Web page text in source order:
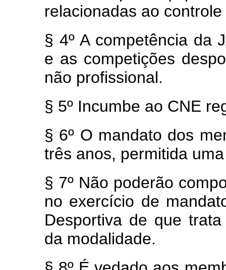
relacionadas ao
§ 4º A competência da
e as competições
não profissional.
§ 5º Incumbe ao CNE
§ 6º O mandato dos
três anos, permitida
§ 7º Não poderão
no exercício de
Desportiva de que
da modalidade.